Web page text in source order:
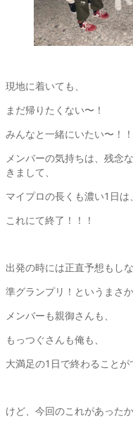
現地に着いても、
まだ帰りたくない〜！
みんなと一緒にいたい〜！
メンバーの気持ちは、残念
きまして、
マイプロの長くも濃い1日は、
これにて終了！！！
出発の時には正直予想もしな
準グランプリ！というまさ
メンバーも親御さんも、
もっつぐさんも俺も、
大満足の1日で終わることが
けど、今回のこれがあったか